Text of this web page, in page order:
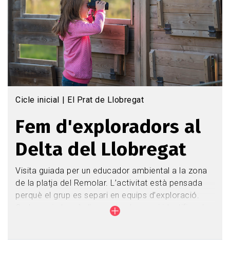
d’éssers vius.
Nivell educatiu:1r o 2n d'EP
Data i horari:3/11/2025 de 10h-12h
Capacitat:2 grups classe d'un mateix centre
(màxim 60 alumnes)
Cicle inicial El Prat de Llobregat
Fem d'exploradors al
Delta del Llobregat
Visita guiada per un educador ambiental a la zona
de la platja del Remolar. L’activitat està pensada
perquè el grup es separi en equips d’exploració.
Cada equip haurà d’aprendre, buscar i identificar les